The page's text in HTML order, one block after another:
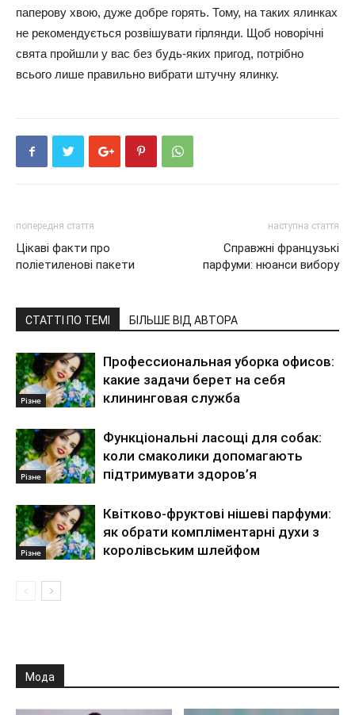
паперову хвою, дуже добре горять. Тому, на таких ялинках
не рекомендується розвішувати гірлянди. Щоб новорічні
свята пройшли у вас без будь-яких пригод, потрібно
всього лише правильно вибрати штучну ялинку.
попередня стаття
Цікаві факти про
поліетиленові пакети
наступна стаття
Справжні французькі
парфуми: нюанси вибору
СТАТТІ ПО ТЕМІ БІЛЬШЕ ВІД АВТОРА
Різне
Профессиональная уборка офисов:
какие задачи берет на себя
клининговая служба
Різне
Функціональні ласощі для собак:
коли смаколики допомагають
підтримувати здоров’я
Різне
Квітково-фруктові нішеві парфуми:
як обрати компліментарні духи з
королівським шлейфом
Мода